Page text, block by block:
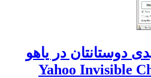
دوستانتان در یاهو